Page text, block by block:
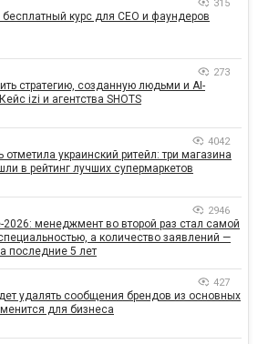
315
курс для CEO и фаундеров
273
стратегию, созданную людьми и AI-
izi и агентства SHOTS
4042
отметила украинский ритейл: три магазина
в рейтинг лучших супермаркетов
2946
2026: менеджмент во второй раз стал самой
а количество заявлений —
последние 5 лет
427
удалять сообщения брендов из основных
для бизнеса